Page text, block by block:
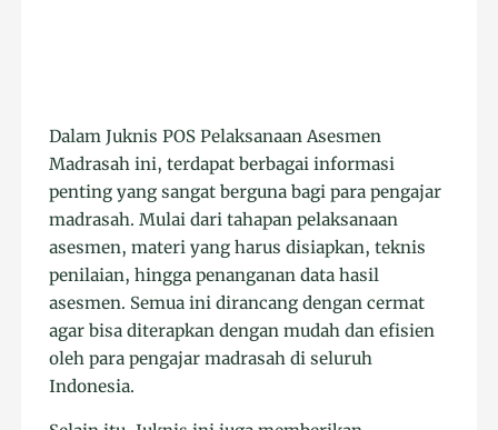
Dalam Juknis POS Pelaksanaan Asesmen
Madrasah ini, terdapat berbagai informasi
penting yang sangat berguna bagi para pengajar
madrasah. Mulai dari tahapan pelaksanaan
asesmen, materi yang harus disiapkan, teknis
penilaian, hingga penanganan data hasil
asesmen. Semua ini dirancang dengan cermat
agar bisa diterapkan dengan mudah dan efisien
oleh para pengajar madrasah di seluruh
Indonesia.